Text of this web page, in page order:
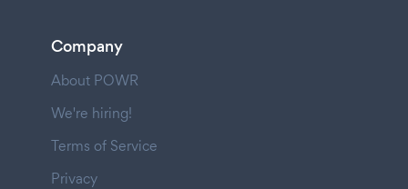
Company
About POWR
We're hiring!
Terms of Service
Privacy